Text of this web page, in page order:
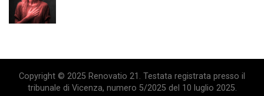
Copyright © 2025 Renovatio 21. Testata registrata presso il
tribunale di Vicenza, numero 5/2025 del 10 luglio 2025.